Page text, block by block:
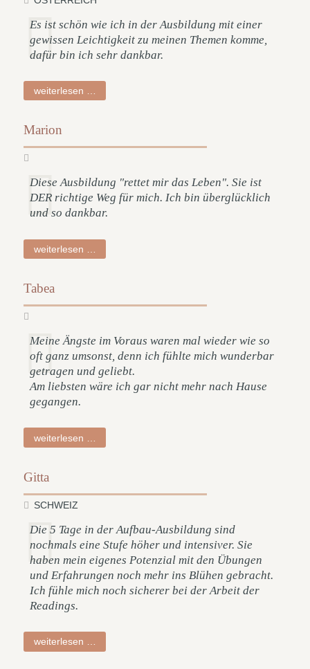
Es ist schön wie ich in der Ausbildung mit einer
gewissen Leichtigkeit zu meinen Themen komme,
dafür bin ich sehr dankbar.
weiterlesen …
Marion
Diese Ausbildung "rettet mir das Leben". Sie ist
DER richtige Weg für mich. Ich bin überglücklich
und so dankbar.
weiterlesen …
Tabea
Meine Ängste im Voraus waren mal wieder wie so
oft ganz umsonst, denn ich fühlte mich wunderbar
getragen und geliebt.
Am liebsten wäre ich gar nicht mehr nach Hause
gegangen.
weiterlesen …
Gitta
SCHWEIZ
Die 5 Tage in der Aufbau-Ausbildung sind
nochmals eine Stufe höher und intensiver. Sie
haben mein eigenes Potenzial mit den Übungen
und Erfahrungen noch mehr ins Blühen gebracht.
Ich fühle mich noch sicherer bei der Arbeit der
Readings.
weiterlesen …